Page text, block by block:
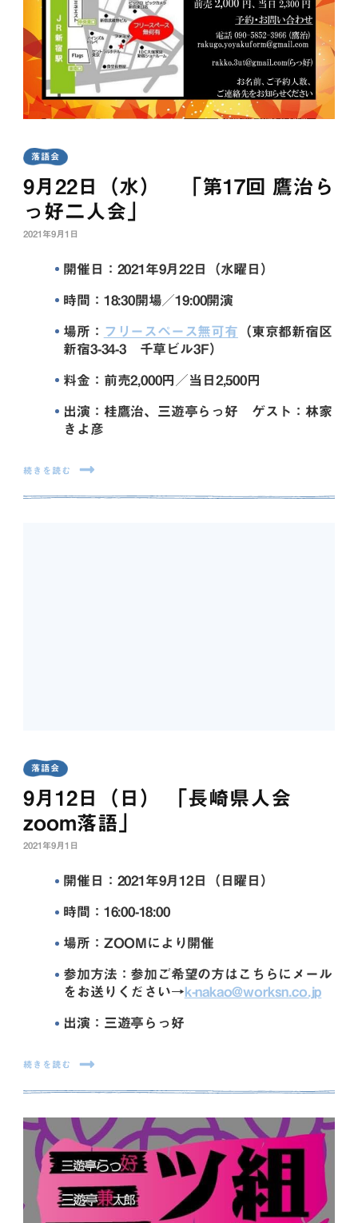
落語会
9月22日（水） 「第17回 鷹治ら
っ好二人会」
2021年9月1日
開催日：2021年9月22日（水曜日）
時間：18:30開場／19:00開演
場所： フリースペース無可有 （東京都新宿区
新宿3-34-3 千草ビル3F）
料金：前売2,000円／当日2,500円
出演：桂鷹治、三遊亭らっ好 ゲスト：林家
きよ彦
続きを読む
落語会
9月12日（日） 「長崎県人会
zoom落語」
2021年9月1日
開催日：2021年9月12日（日曜日）
時間：16:00-18:00
場所：ZOOMにより開催
参加方法：参加ご希望の方はこちらにメール
をお送りください→k-nakao@worksn.co.jp
出演：三遊亭らっ好
続きを読む